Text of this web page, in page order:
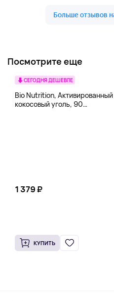
Посмотрите еще
СЕГОДНЯ ДЕШЕВЛЕ
Bio Nutrition, Активированный
кокосовый уголь, 90
1 379 ₽
КУПИТЬ